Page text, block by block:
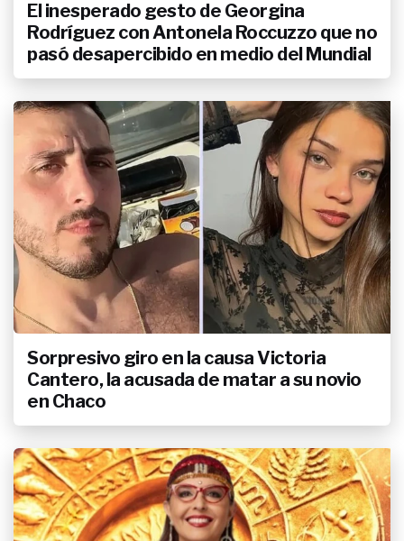
El inesperado gesto de Georgina
Rodríguez con Antonela Roccuzzo que no
pasó desapercibido en medio del Mundial
Sorpresivo giro en la causa Victoria
Cantero, la acusada de matar a su novio
en Chaco